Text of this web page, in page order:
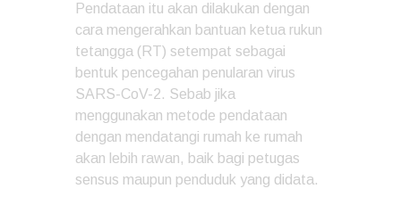
Pendataan itu akan dilakukan dengan
cara mengerahkan bantuan ketua rukun
tetangga (RT) setempat sebagai
bentuk pencegahan penularan virus
SARS-CoV-2. Sebab jika
menggunakan metode pendataan
dengan mendatangi rumah ke rumah
akan lebih rawan, baik bagi petugas
sensus maupun penduduk yang didata.